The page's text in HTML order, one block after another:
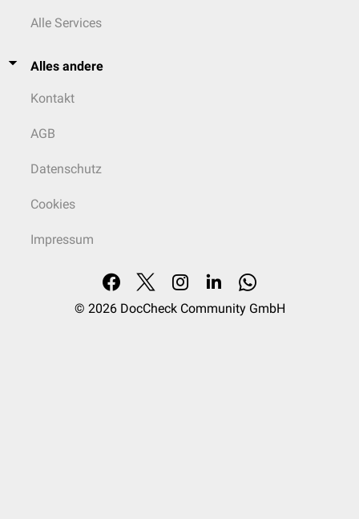
Alle Services
Alles andere
Kontakt
AGB
Datenschutz
Cookies
Impressum
© 2026 DocCheck Community GmbH